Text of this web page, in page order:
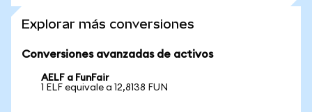
Explorar más conversiones
Conversiones avanzadas de activos
AELF a FunFair
1 ELF equivale a 12,8138 FUN